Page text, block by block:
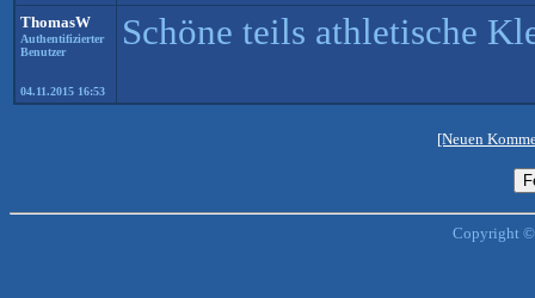
ThomasW
Authentifizierter
Benutzer
04.11.2015 16:53
Schöne teils athletische
[Neuen
Copyright ©